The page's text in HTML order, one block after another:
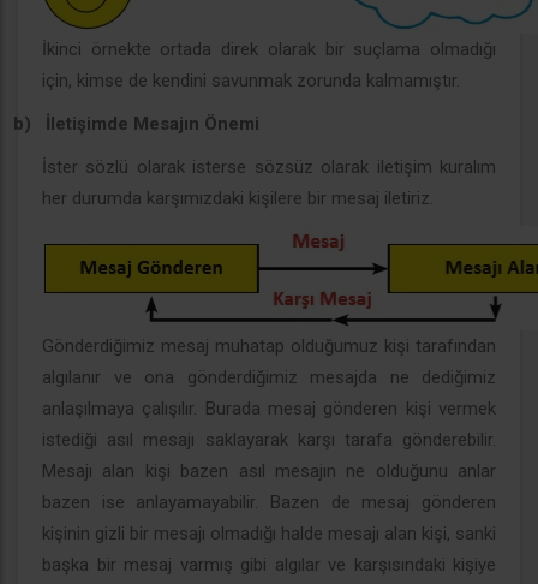
İkinci örnekte ortada direk olarak bir suçlama olmadığı
için, kimse de kendini savunmak zorunda kalmamıştır.
b)
İletişimde Mesajın Önemi
İster sözlü olarak isterse sözsüz olarak iletişim kuralım
her durumda karşımızdaki kişilere bir mesaj iletiriz.
Gönderdiğimiz mesaj muhatap olduğumuz kişi tarafından
algılanır ve ona gönderdiğimiz mesajda ne dediğimiz
anlaşılmaya çalışılır. Burada mesaj gönderen kişi vermek
istediği asıl mesajı saklayarak karşı tarafa gönderebilir.
Mesajı alan kişi bazen asıl mesajın ne olduğunu anlar
bazen ise anlayamayabilir. Bazen de mesaj gönderen
kişinin gizli bir mesajı olmadığı halde mesajı alan kişi, sanki
başka bir mesaj varmış gibi algılar ve karşısındaki kişiye